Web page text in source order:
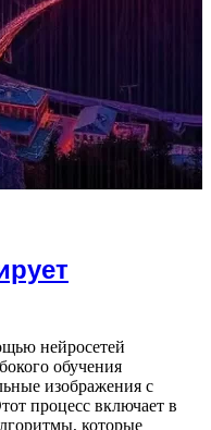
нейросетей
обучения
изображения с
процесс включает в
которые